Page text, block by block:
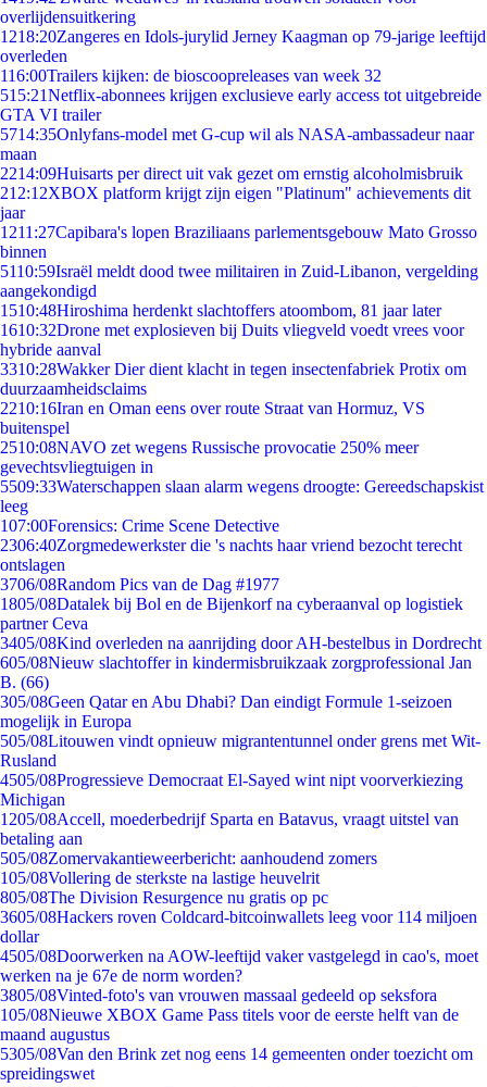
overlijdensuitkering
1218:20Zangeres en Idols-jurylid Jerney Kaagman op 79-jarige leeftijd
overleden
116:00Trailers kijken: de bioscoopreleases van week 32
515:21Netflix-abonnees krijgen exclusieve early access tot uitgebreide
GTA VI trailer
5714:35Onlyfans-model met G-cup wil als NASA-ambassadeur naar
maan
2214:09Huisarts per direct uit vak gezet om ernstig alcoholmisbruik
212:12XBOX platform krijgt zijn eigen "Platinum" achievements dit
jaar
1211:27Capibara's lopen Braziliaans parlementsgebouw Mato Grosso
binnen
5110:59Israël meldt dood twee militairen in Zuid-Libanon, vergelding
aangekondigd
1510:48Hiroshima herdenkt slachtoffers atoombom, 81 jaar later
1610:32Drone met explosieven bij Duits vliegveld voedt vrees voor
hybride aanval
3310:28Wakker Dier dient klacht in tegen insectenfabriek Protix om
duurzaamheidsclaims
2210:16Iran en Oman eens over route Straat van Hormuz, VS
buitenspel
2510:08NAVO zet wegens Russische provocatie 250% meer
gevechtsvliegtuigen in
5509:33Waterschappen slaan alarm wegens droogte: Gereedschapskist
leeg
107:00Forensics: Crime Scene Detective
2306:40Zorgmedewerkster die 's nachts haar vriend bezocht terecht
ontslagen
3706/08Random Pics van de Dag #1977
1805/08Datalek bij Bol en de Bijenkorf na cyberaanval op logistiek
partner Ceva
3405/08Kind overleden na aanrijding door AH-bestelbus in Dordrecht
605/08Nieuw slachtoffer in kindermisbruikzaak zorgprofessional Jan
B. (66)
305/08Geen Qatar en Abu Dhabi? Dan eindigt Formule 1-seizoen
mogelijk in Europa
505/08Litouwen vindt opnieuw migrantentunnel onder grens met Wit-
Rusland
4505/08Progressieve Democraat El-Sayed wint nipt voorverkiezing
Michigan
1205/08Accell, moederbedrijf Sparta en Batavus, vraagt uitstel van
betaling aan
505/08Zomervakantieweerbericht: aanhoudend zomers
105/08Vollering de sterkste na lastige heuvelrit
805/08The Division Resurgence nu gratis op pc
3605/08Hackers roven Coldcard-bitcoinwallets leeg voor 114 miljoen
dollar
4505/08Doorwerken na AOW-leeftijd vaker vastgelegd in cao's, moet
werken na je 67e de norm worden?
3805/08Vinted-foto's van vrouwen massaal gedeeld op seksfora
105/08Nieuwe XBOX Game Pass titels voor de eerste helft van de
maand augustus
5305/08Van den Brink zet nog eens 14 gemeenten onder toezicht om
spreidingswet